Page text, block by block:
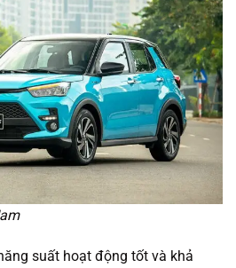
suất hoạt động tốt và khả